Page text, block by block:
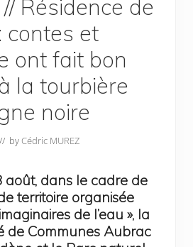
Résidence de
contes et
ont fait bon
la tourbière
noire
// byCédric MUREZ
août, dans le cadre de
territoire organisée
de l’eau », la
de Communes Aubrac